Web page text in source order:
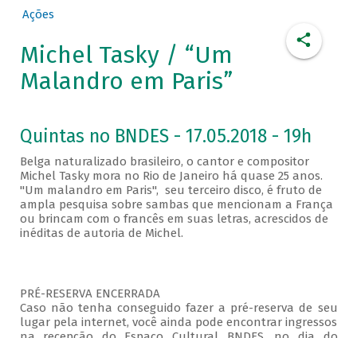
Ações
Michel Tasky / “Um
Malandro em Paris”
Quintas no BNDES - 17.05.2018 - 19h
Belga naturalizado brasileiro, o cantor e compositor
Michel Tasky mora no Rio de Janeiro há quase 25 anos.
"Um malandro em Paris", seu terceiro disco, é fruto de
ampla pesquisa sobre sambas que mencionam a França
ou brincam com o francês em suas letras, acrescidos de
inéditas de autoria de Michel.
PRÉ-RESERVA ENCERRADA
Caso não tenha conseguido fazer a pré-reserva de seu
lugar pela internet, você ainda pode encontrar ingressos